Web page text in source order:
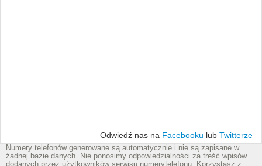
Odwiedź nas na Facebooku lub Twitterze
Numery telefonów generowane są automatycznie i nie są zapisane w
żadnej bazie danych. Nie ponosimy odpowiedzialności za treść wpisów
dodanych przez użytkowników serwisu numerytelefonu. Korzystasz z